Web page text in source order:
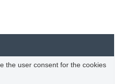
the user consent for the cookies